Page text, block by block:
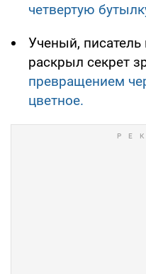
четвертую
Ученый,
раскрыл секрет
превращением
цветное.